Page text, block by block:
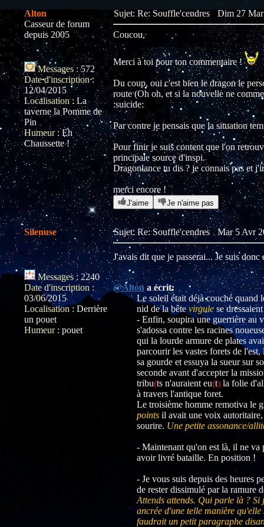
Alton
Casseur de forum
depuis 2005
Messages:572
Date d'inscription:
12/04/2015
Localisation: La
taverne la Pomme de
Pin
Humeur: Eh
Chaussette !
Sujet: Re: Souffle'cendres Dim 27
Coucou,
Merci à toi pour ton commentaire !
Du coup, oui c'est bien le dragon le
route (Oh oh, et si la nouvelle ne
:suicide:
Par contre je pensais que la situation
Pour finir je suis content que l'on
principale source d'inspi.
Dragonlance tu dis ? je connais pas et
merci encore !
J'aime Je n'aime pas
Silenuse
Messages : 2240
Date d'inscription :
03/06/2015
Localisation : Derrière
un pouet
Humeur: pouet
Sujet: Re: Souffle'cendres Mar 5 Avr
J'avais dit que je passerai... Je suis
@Alton a écrit:
Le soleil était déjà couché quand
nid de la bêtevirgule se
- Enfin, soupira une guerrière au
s'adossa contre les racines
qui la lourde armure de plates
parcourir les vastes forets de
sa gourde et essuya la sueur sur
seconde avant d'accepter la
tribu(ts n'auraient eu(t) la folie
à travers l'antique foret.
Le troisième homme remotiva le
points il avait une voix autoritaire,
sourire. Une petite assonance/
- Maintenant qu'on est là, il ne va
avoir livré bataille. En position !
- Je vous suis depuis des heures
de rester dissimulé par la ramure
Attends attends. Qui parle là ? Si
ancrée d'une telle manière
faudrait un petit paragraphe